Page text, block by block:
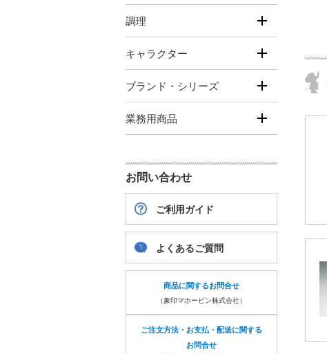
調理
キャラクター
ブランド・シリーズ
業務用商品
お問い合わせ
ご利用ガイド
よくあるご質問
商品に関するお問合せ
（象印マホービン株式会社）
ご注文方法・お支払・配送に関する
お問合せ